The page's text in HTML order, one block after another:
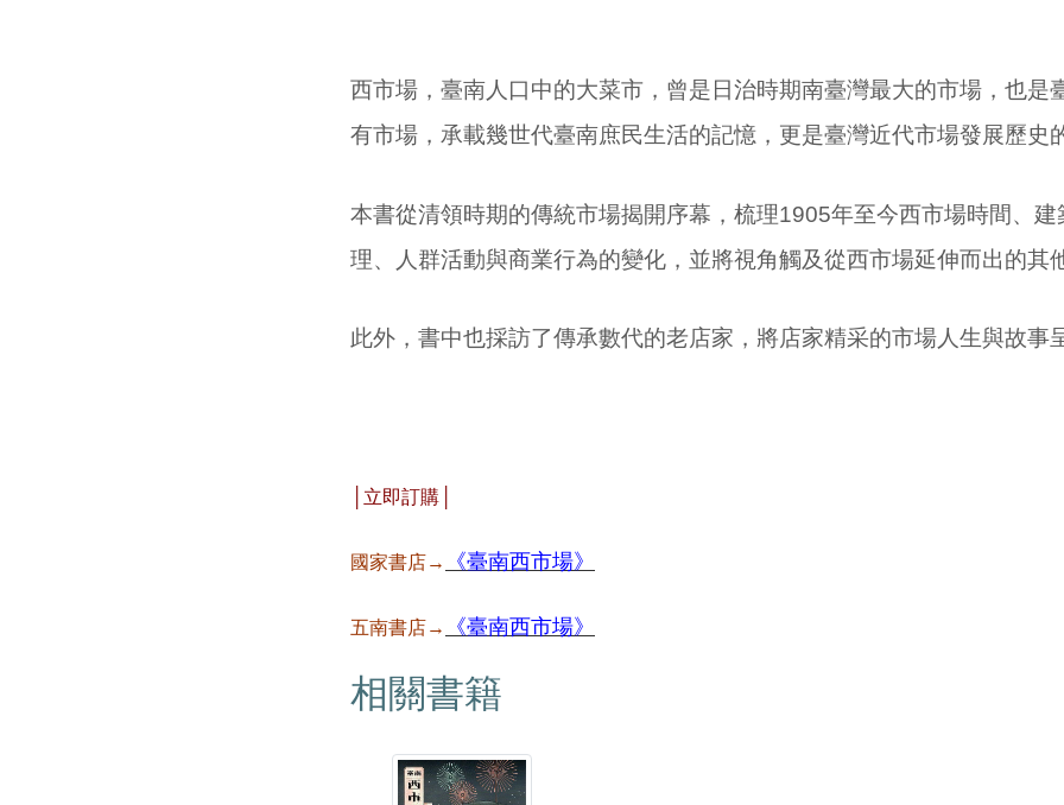
西市場，臺南人口中的大菜市，曾是日治時期南臺灣最大的市場，也是
有市場，承載幾世代臺南庶民生活的記憶，更是臺灣近代市場發展歷史
本書從清領時期的傳統市場揭開序幕，梳理1905年至今西市場時間、
理、人群活動與商業行為的變化，並將視角觸及從西市場延伸而出的其
此外，書中也採訪了傳承數代的老店家，將店家精采的市場人生與故事
│立即訂購│
國家書店→ 《臺南西市場》
五南書店→ 《臺南西市場》
相關書籍